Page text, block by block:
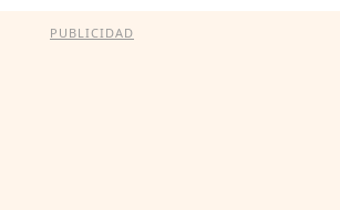
PUBLICIDAD